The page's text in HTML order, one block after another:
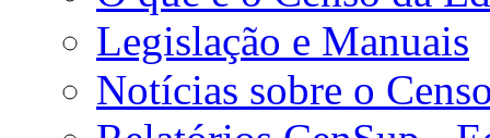
Legislação e Manuais
Notícias sobre o